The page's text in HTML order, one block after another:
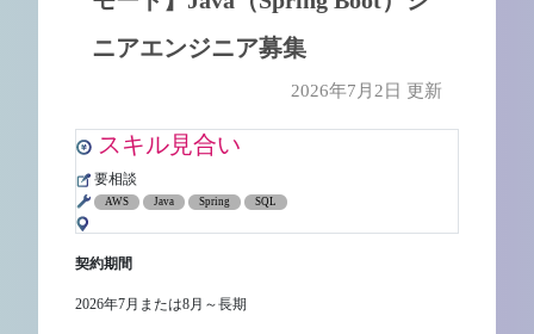
ニアエンジニア募集
2026年7月2日 更新
スキル見合い
要相談
AWS Java Spring SQL
契約期間
2026年7月または8月～長期